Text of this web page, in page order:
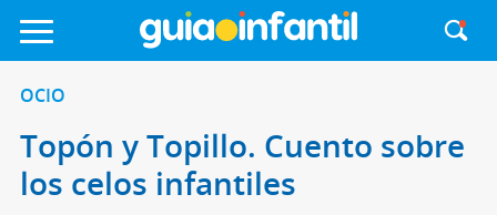
OCIO
Topón y Topillo. Cuento sobre
los celos infantiles